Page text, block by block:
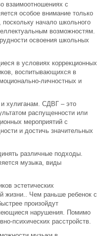
взаимоотношениях с
особое внимание только
начало школьного
возможностям.
освоения школьных
в условиях коррекционных
воспитывающихся в
личностных и
хулиганам. СДВГ – это
распущенности или
мероприятий с
и достичь значительных
различные подходы.
музыка, виды
эстетических
жизни.. Чем раньше ребенок с
произойдут
нарушения. Помимо
психических расстройств.